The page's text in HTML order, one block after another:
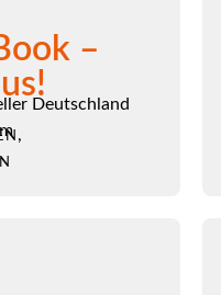
–
Deutschland
,